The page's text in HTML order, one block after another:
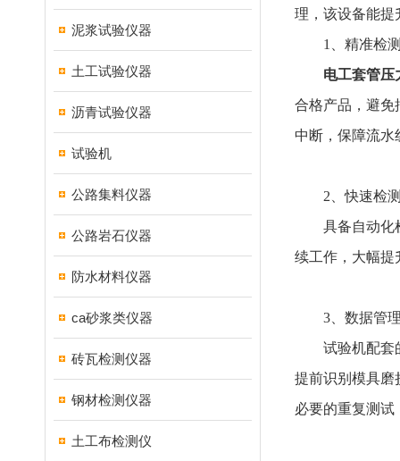
泥浆试验仪器
土工试验仪器
沥青试验仪器
试验机
公路集料仪器
公路岩石仪器
防水材料仪器
ca砂浆类仪器
砖瓦检测仪器
钢材检测仪器
土工布检测仪
理，该设备能提
​​1、精准检测
电工套管压
合格产品，避免
中断，保障流水
2、​​快速检测
具备自动化检
续工作，大幅提
3、​​数据管理
试验机配套的
提前识别模具磨
必要的重复测试